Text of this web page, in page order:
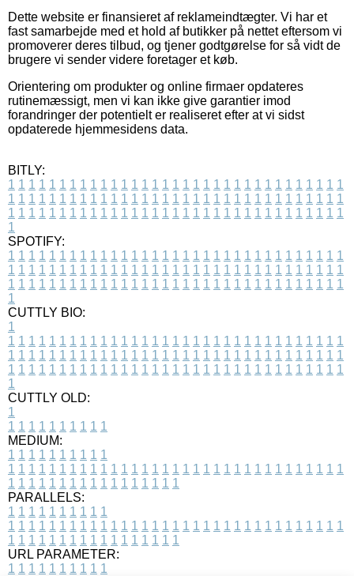
Dette website er finansieret af reklameindtægter. Vi har et
fast samarbejde med et hold af butikker på nettet eftersom vi
promoverer deres tilbud, og tjener godtgørelse for så vidt de
brugere vi sender videre foretager et køb.
Orientering om produkter og online firmaer opdateres
rutinemæssigt, men vi kan ikke give garantier imod
forandringer der potentielt er realiseret efter at vi sidst
opdaterede hjemmesidens data.
BITLY:
1 1 1 1 1 1 1 1 1 1 1 1 1 1 1 1 1 1 1 1 1 1 1 1 1 1 1 1 1 1 1 1 1
1 1 1 1 1 1 1 1 1 1 1 1 1 1 1 1 1 1 1 1 1 1 1 1 1 1 1 1 1 1 1 1 1
1 1 1 1 1 1 1 1 1 1 1 1 1 1 1 1 1 1 1 1 1 1 1 1 1 1 1 1 1 1 1 1 1
1
SPOTIFY:
1 1 1 1 1 1 1 1 1 1 1 1 1 1 1 1 1 1 1 1 1 1 1 1 1 1 1 1 1 1 1 1 1
1 1 1 1 1 1 1 1 1 1 1 1 1 1 1 1 1 1 1 1 1 1 1 1 1 1 1 1 1 1 1 1 1
1 1 1 1 1 1 1 1 1 1 1 1 1 1 1 1 1 1 1 1 1 1 1 1 1 1 1 1 1 1 1 1 1
1
CUTTLY BIO:
1
1 1 1 1 1 1 1 1 1 1 1 1 1 1 1 1 1 1 1 1 1 1 1 1 1 1 1 1 1 1 1 1 1
1 1 1 1 1 1 1 1 1 1 1 1 1 1 1 1 1 1 1 1 1 1 1 1 1 1 1 1 1 1 1 1 1
1 1 1 1 1 1 1 1 1 1 1 1 1 1 1 1 1 1 1 1 1 1 1 1 1 1 1 1 1 1 1 1 1
1
CUTTLY OLD:
1
1 1 1 1 1 1 1 1 1 1
MEDIUM:
1 1 1 1 1 1 1 1 1 1
1 1 1 1 1 1 1 1 1 1 1 1 1 1 1 1 1 1 1 1 1 1 1 1 1 1 1 1 1 1 1 1 1
1 1 1 1 1 1 1 1 1 1 1 1 1 1 1 1 1
PARALLELS:
1 1 1 1 1 1 1 1 1 1
1 1 1 1 1 1 1 1 1 1 1 1 1 1 1 1 1 1 1 1 1 1 1 1 1 1 1 1 1 1 1 1 1
1 1 1 1 1 1 1 1 1 1 1 1 1 1 1 1 1
URL PARAMETER:
1 1 1 1 1 1 1 1 1 1